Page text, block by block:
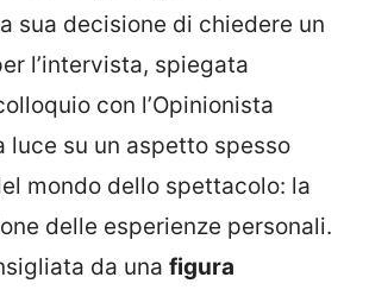
sua decisione di chiedere un
l’intervista, spiegata
con l’Opinionista
luce su un aspetto spesso
mondo dello spettacolo: la
delle esperienze personali.
da una figura